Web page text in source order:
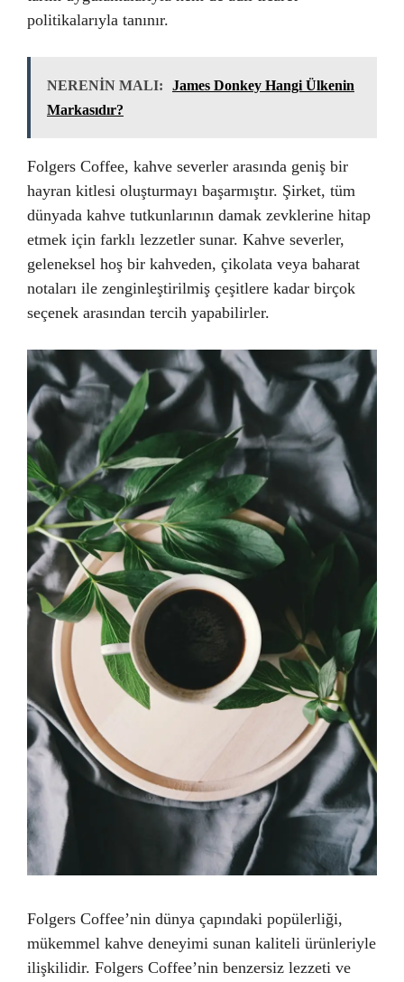
politikalarıyla tanınır.
NERENİN MALI:
James Donkey Hangi Ülkenin
Markasıdır?
Folgers Coffee, kahve severler arasında geniş bir
hayran kitlesi oluşturmayı başarmıştır. Şirket, tüm
dünyada kahve tutkunlarının damak zevklerine hitap
etmek için farklı lezzetler sunar. Kahve severler,
geleneksel hoş bir kahveden, çikolata veya baharat
notaları ile zenginleştirilmiş çeşitlere kadar birçok
seçenek arasından tercih yapabilirler.
Folgers Coffee’nin dünya çapındaki popülerliği,
mükemmel kahve deneyimi sunan kaliteli ürünleriyle
ilişkilidir. Folgers Coffee’nin benzersiz lezzeti ve